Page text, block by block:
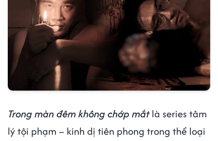
Trong màn đêm không chớp mắtlà series tâm
lý tội phạm – kinh dị tiên phong trong thể loại